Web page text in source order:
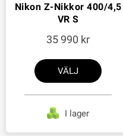
Nikon Z-Nikkor 400/4,5
VR S
35 990
VÄLJ
I lager